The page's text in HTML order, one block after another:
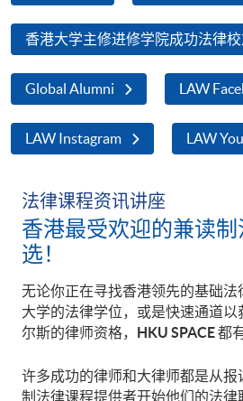
香港大学主修进修学院成功法律
Global Alumni LAW
LAW Instagram LAW
法律课程资讯讲座
香港最受欢迎的兼读
选！
无论你正在寻找香港领先的基础法
大学的法律学位，或是快速通道
尔斯的律师资格， HKU SPACE都
许多成功的律师和大律师都是从
制法律课程提供者开始他们的法